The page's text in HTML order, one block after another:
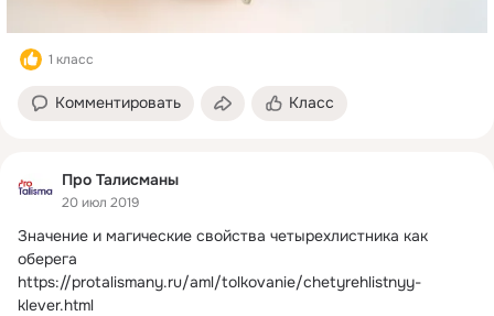
1 класс
Комментировать Класс
Про Талисманы
20 июл 2019
Значение и магические свойства четырехлистника как
оберега
https://protalismany.ru/aml/tolkovanie/chetyrehlistnyy-
klever.html